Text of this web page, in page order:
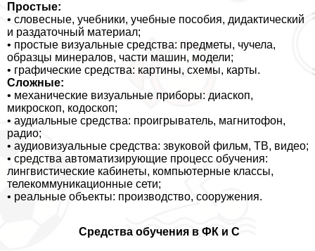
Простые:
• словесные, учебники, учебные пособия, дидактический
и раздаточный материал;
• простые визуальные средства: предметы, чучела,
образцы минералов, части машин, модели;
• графические средства: картины, схемы, карты.
Сложные:
• механические визуальные приборы: диаскоп,
микроскоп, кодоскоп;
• аудиальные средства: проигрыватель, магнитофон,
радио;
• аудиовизуальные средства: звуковой фильм, ТВ, видео;
• средства автоматизирующие процесс обучения:
лингвистические кабинеты, компьютерные классы,
телекоммуникационные сети;
• реальные объекты: производство, сооружения.
Средства обучения в ФК и С